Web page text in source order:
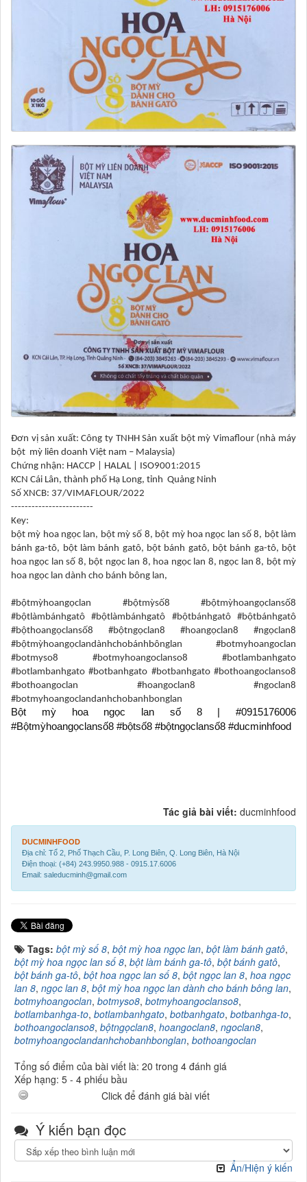
Đơn vị sản xuất: Công ty TNHH Sản xuất bột mỳ Vimaflour (nhà máy
bột mỳ liên doanh Việt nam – Malaysia)
Chứng nhận: HACCP | HALAL | ISO9001:2015
KCN Cái Lân, thành phố Hạ Long, tỉnh Quảng Ninh
Số XNCB: 37/VIMAFLOUR/2022
------------------------
Key:
bột mỳ hoa ngọc lan, bột mỳ số 8, bột mỳ hoa ngọc lan số 8, bột làm
bánh ga-tô, bột làm bánh gatô, bột bánh gatô, bột bánh ga-tô, bột
hoa ngọc lan số 8, bột ngọc lan 8, hoa ngọc lan 8, ngọc lan 8, bột mỳ
hoa ngọc lan dành cho bánh bông lan,
#bộtmỳhoangọclan #bộtmỳsố8 #bộtmỳhoangọclansố8
#bộtlàmbánhgatô #bộtlàmbánhgatô #bộtbánhgatô #bộtbánhgatô
#bộthoangọclansố8 #bộtngọclan8 #hoangọclan8 #ngọclan8
#bộtmỳhoangọclandànhchobánhbônglan #botmyhoangoclan
#botmyso8 #botmyhoangoclanso8 #botlambanhgato
#botlambanhgato #botbanhgato #botbanhgato #bothoangoclanso8
#bothoangoclan #hoangoclan8 #ngoclan8
#botmyhoangoclandanhchobanhbonglan
Bột mỳ hoa ngọc lan số 8 | #0915176006
#Bộtmỳhoangọclansố8 #bộtsố8 #bộtngọclansố8 #ducminhfood
Tác giả bài viết: ducminhfood
DUCMINHFOOD
Địa chỉ: Tổ 2, Phố Thạch Cầu, P. Long Biên, Q. Long Biên, Hà Nội
Điện thoại: (+84) 243.9950.988 - 0915.17.6006
Email: saleducminh@gmail.com
Tags: bột mỳ số 8, bột mỳ hoa ngọc lan, bột làm bánh gatô,
bột mỳ hoa ngọc lan số 8, bột làm bánh ga-tô, bột bánh gatô,
bột bánh ga-tô, bột hoa ngọc lan số 8, bột ngọc lan 8, hoa ngọc
lan 8, ngọc lan 8, bột mỳ hoa ngọc lan dành cho bánh bông lan,
botmyhoangoclan, botmyso8, botmyhoangoclanso8,
botlambanhga-to, botlambanhgato, botbanhgato, botbanhga-to,
bothoangoclanso8, bộtngọclan8, hoangoclan8, ngoclan8,
botmyhoangoclandanhchobanhbonglan, bothoangoclan
Tổng số điểm của bài viết là: 20 trong 4 đánh giá
Xếp hạng: 5 - 4 phiếu bầu
Click để đánh giá bài viết
Ý kiến bạn đọc
Ẩn/Hiện ý kiến